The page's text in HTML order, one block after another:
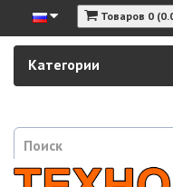
Товаров 0
Категории